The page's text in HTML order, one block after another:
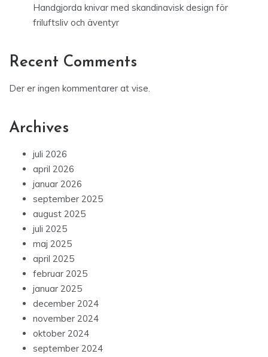
Handgjorda knivar med skandinavisk design för
friluftsliv och äventyr
Recent Comments
Der er ingen kommentarer at vise.
Archives
juli 2026
april 2026
januar 2026
september 2025
august 2025
juli 2025
maj 2025
april 2025
februar 2025
januar 2025
december 2024
november 2024
oktober 2024
september 2024